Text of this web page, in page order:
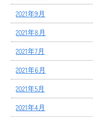
2021年9月
2021年8月
2021年7月
2021年6月
2021年5月
2021年4月